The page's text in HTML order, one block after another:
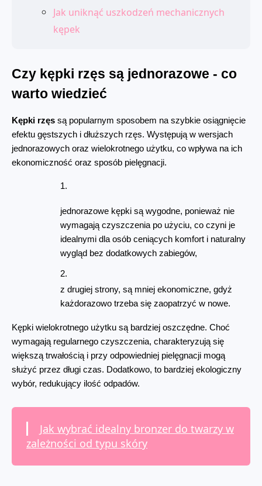
Jak uniknąć uszkodzeń mechanicznych
kępek
Czy kępki rzęs są jednorazowe - co
warto wiedzieć
Kępki rzęs są popularnym sposobem na szybkie osiągnięcie
efektu gęstszych i dłuższych rzęs. Występują w wersjach
jednorazowych oraz wielokrotnego użytku, co wpływa na ich
ekonomiczność oraz sposób pielęgnacji.
jednorazowe kępki są wygodne, ponieważ nie
wymagają czyszczenia po użyciu, co czyni je
idealnymi dla osób ceniących komfort i naturalny
wygląd bez dodatkowych zabiegów,
z drugiej strony, są mniej ekonomiczne, gdyż
każdorazowo trzeba się zaopatrzyć w nowe.
Kępki wielokrotnego użytku są bardziej oszczędne. Choć
wymagają regularnego czyszczenia, charakteryzują się
większą trwałością i przy odpowiedniej pielęgnacji mogą
służyć przez długi czas. Dodatkowo, to bardziej ekologiczny
wybór, redukujący ilość odpadów.
Jak wybrać idealny bronzer do twarzy w
zależności od typu skóry